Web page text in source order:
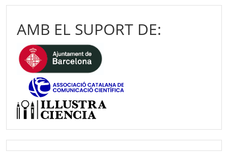
AMB EL SUPORT DE: